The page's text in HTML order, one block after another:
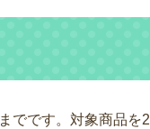
でです。対象商品を